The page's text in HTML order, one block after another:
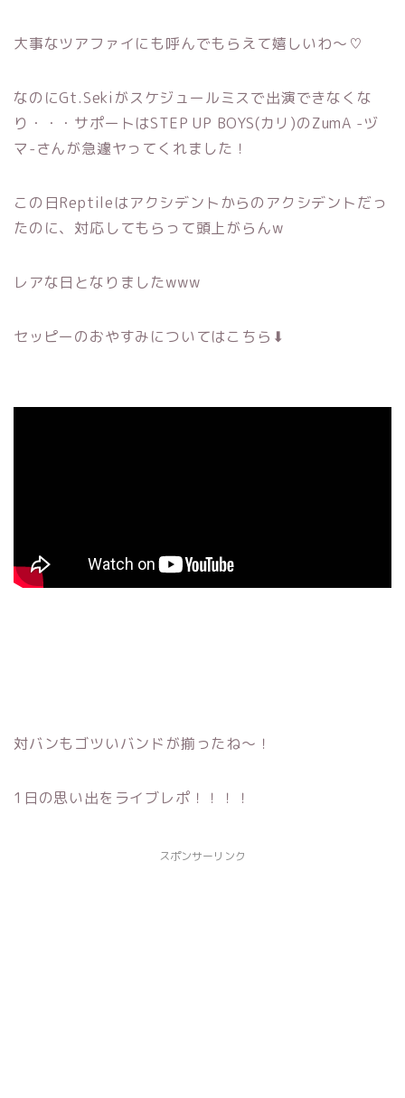
大事なツアファイにも呼んでもらえて嬉しいわ〜♡
なのにGt.Sekiがスケジュールミスで出演できなくな
り・・・サポートはSTEP UP BOYS(カリ)のZumA -ヅ
マ-さんが急遽ヤってくれました！
この日Reptileはアクシデントからのアクシデントだっ
たのに、対応してもらって頭上がらんw
レアな日となりましたwww
セッピーのおやすみについてはこちら⬇︎
対バンもゴツいバンドが揃ったね〜！
1日の思い出をライブレポ！！！！
スポンサーリンク